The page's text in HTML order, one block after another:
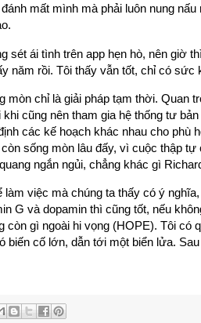
mất mình mà phải luôn nung
sét ái tình trên app hẹn hò, nên giờ
năm rồi. Tôi thấy vẫn tốt, chỉ có sức
mòn chỉ là giải pháp tạm thời. Quan
cũng nên tham gia hệ thống tư
các kế hoạch khác nhau cho phù
sống mòn lâu đấy, vì cuộc thập
ngắn ngủi, chẳng khác gì
làm việc mà chúng ta thấy có ý
G và dopamin thì cũng tốt, nếu
còn gì ngoài hi vọng (HOPE). Tôi có
biến cố lớn, dẫn tới một biển lửa.